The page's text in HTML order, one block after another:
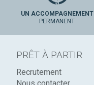
UN ACCOMPAGNEMENT
PERMANENT
PRÊT À PARTIR
Recrutement